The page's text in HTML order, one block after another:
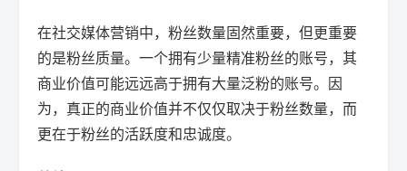
在社交媒体营销中，粉丝数量固然重要，但更重要
的是粉丝质量。一个拥有少量精准粉丝的账号，其
商业价值可能远远高于拥有大量泛粉的账号。因
为，真正的商业价值并不仅仅取决于粉丝数量，而
更在于粉丝的活跃度和忠诚度。